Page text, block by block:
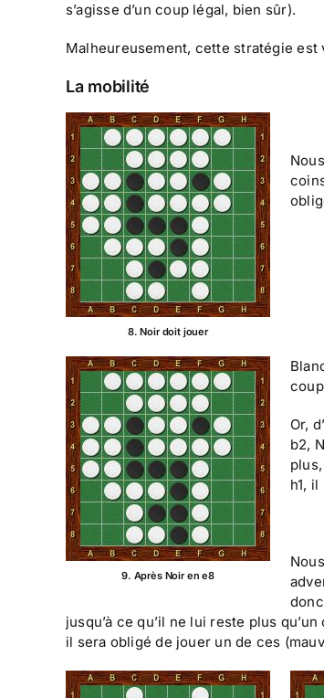
s’agisse d’un coup légal, bien sûr).
Malheureusement, cette stratégie est
La mobilité
8. Noir doit jouer
9. Après Noir en e8
Or,
b2,
h1,
jusqu’à ce qu’il ne lui reste plus
il sera obligé de jouer un de ces